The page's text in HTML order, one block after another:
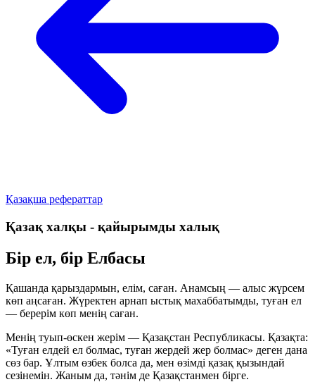
Қазақша рефераттар
Қазақ халқы - қайырымды халық
Бір ел, бір Елбасы
Қашанда қарыздармын, елім, саған. Анамсың — алыс жүрсем
көп аңсаған. Жүректен арнап ыстық махаббатымды, туған ел
— берерім көп менің саған.
Менің туып-өскен жерім — Қазақстан Республикасы. Қазақта:
«Туған елдей ел болмас, туған жердей жер болмас» деген дана
сөз бар. Ұлтым өзбек болса да, мен өзімді қазақ қызындай
сезінемін. Жаным да, тәнім де Қазақстанмен бірге.